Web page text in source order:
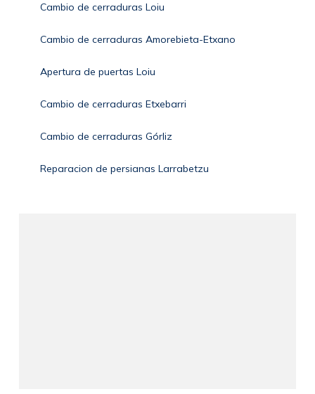
Cambio de cerraduras Loiu
Cambio de cerraduras Amorebieta-Etxano
Apertura de puertas Loiu
Cambio de cerraduras Etxebarri
Cambio de cerraduras Górliz
Reparacion de persianas Larrabetzu